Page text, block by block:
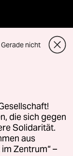
für Genehmigungen
Richtlinien
Gerade nicht
die sich gegen
Solidarität.
aus
Zentrum“ –